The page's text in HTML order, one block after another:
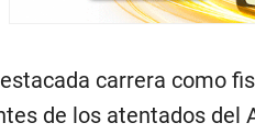
carrera como
de los atentados del